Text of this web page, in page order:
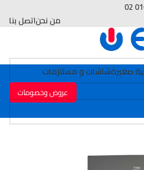
من نحناتصل بنا
صغيرةشاشات و مستلزمات
عروض وخصومات